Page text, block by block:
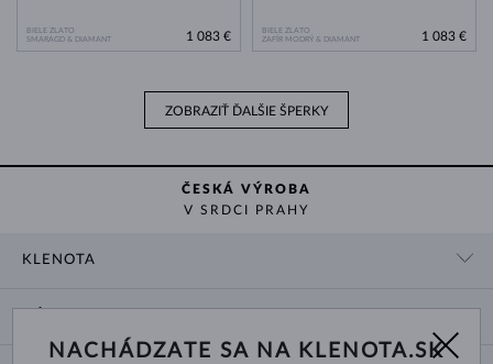
BIELE ZLATO
SMARAGD & DIAMANT
1 083 €
BIELE ZLATO
ZAFÍR MODRÝ & DIAMANT
1 083 €
ZOBRAZIŤ ĎALŠIE ŠPERKY
ČESKÁ VÝROBA
V SRDCI PRAHY
KLENOTA
O NÁS
DODANIE A PLATBA ZA TOVAR
NACHÁDZATE SA NA KLENOTA.SK